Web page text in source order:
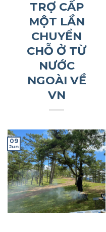
TRỢ CẤP
MỘT LẦN
CHUYỂN
CHỖ Ở TỪ
NƯỚC
NGOÀI VỀ
VN
09
Jun